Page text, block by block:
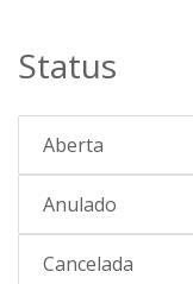
Status
Aberta
Anulado
Cancelada